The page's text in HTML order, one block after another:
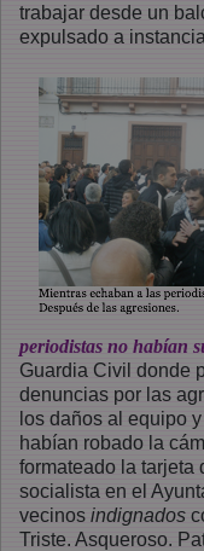
trabajar desde un
expulsado a
periodistas no habían
Guardia Civil donde
denuncias por las
los daños al equipo
habían robado la
formateado la tarjeta
socialista en el
vecinos indignados
Triste. Asqueroso.